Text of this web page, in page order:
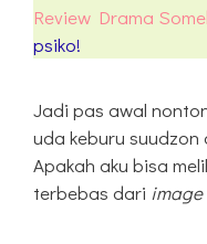
Review Drama
psiko!
Jadi pas awal
uda keburu suudzon
Apakah aku bisa
terbebas dari image